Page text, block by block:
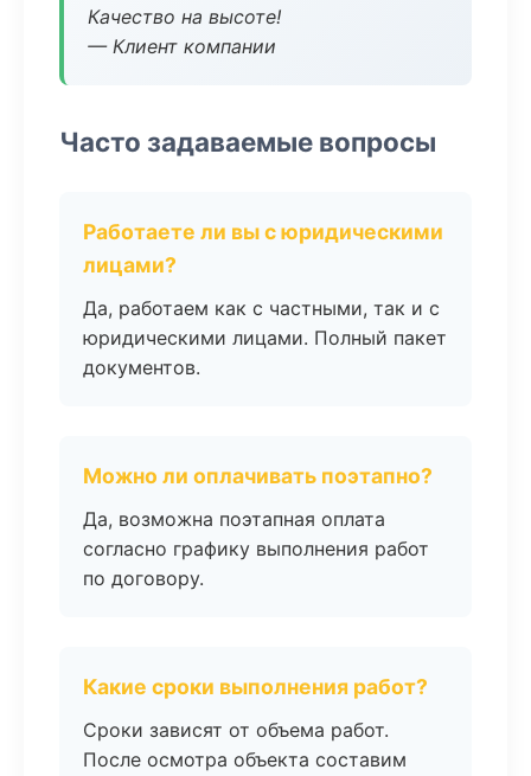
Качество на высоте!
— Клиент компании
Часто задаваемые вопросы
Работаете ли вы с юридическими
лицами?
Да, работаем как с частными, так и с
юридическими лицами. Полный пакет
документов.
Можно ли оплачивать поэтапно?
Да, возможна поэтапная оплата
согласно графику выполнения работ
по договору.
Какие сроки выполнения работ?
Сроки зависят от объема работ.
После осмотра объекта составим